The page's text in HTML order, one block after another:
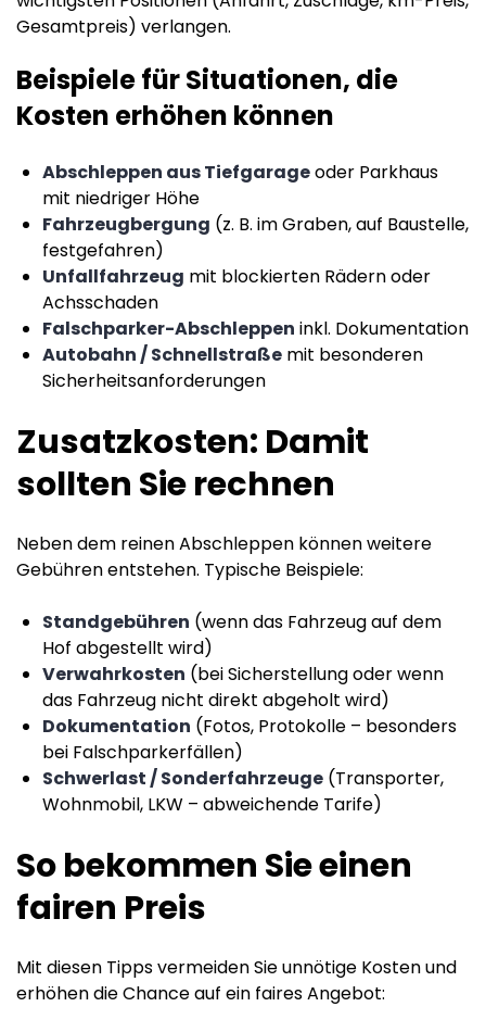
Gesamtpreis) verlangen.
Beispiele für Situationen, die
Kosten erhöhen können
Abschleppen aus Tiefgarageoder Parkhaus
mit niedriger Höhe
Fahrzeugbergung (z. B. im Graben, auf Baustelle,
festgefahren)
Unfallfahrzeug mit blockierten Rädern oder
Achsschaden
Falschparker-Abschleppen inkl. Dokumentation
Autobahn / Schnellstraße mit besonderen
Sicherheitsanforderungen
Zusatzkosten: Damit
sollten Sie rechnen
Neben dem reinen Abschleppen können weitere
Gebühren entstehen. Typische Beispiele:
Standgebühren (wenn das Fahrzeug auf dem
Hof abgestellt wird)
Verwahrkosten (bei Sicherstellung oder wenn
das Fahrzeug nicht direkt abgeholt wird)
Dokumentation (Fotos, Protokolle – besonders
bei Falschparkerfällen)
Schwerlast / Sonderfahrzeuge (Transporter,
Wohnmobil, LKW – abweichende Tarife)
So bekommen Sie einen
fairen Preis
Mit diesen Tipps vermeiden Sie unnötige Kosten und
erhöhen die Chance auf ein faires Angebot: